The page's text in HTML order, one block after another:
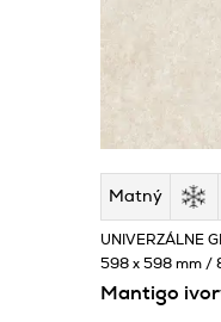
Matný
Mantigo
UNIVERZÁLNE
598 x 598 mm /